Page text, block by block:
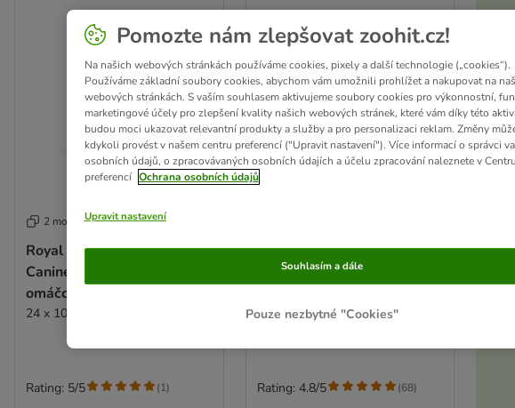
2 možností
Royal Canin Veterinary
Canine Urinary S/O v
omáčce
24 x 100 g
Rating: 5/5 (1)
Royal Canin Veterinary
Canine Urinary S/O Small
4 kg
Rating: 4.8/5 (68)
Pomozte nám zlepšovat zoohit.cz!
Na našich webových stránkách používáme cookies, pixely a další technologie („cookies“).
Používáme základní soubory cookies, abychom vám umožnili prohlížet a nakupovat na
webových stránkách. S vaším souhlasem aktivujeme soubory cookies pro výkonnostní,
marketingové účely pro zlepšení kvality našich webových stránek, které vám díky této
budou moci ukazovat relevantní produkty a služby a pro personalizaci reklam. Změny
kdykoli provést v našem centru preferencí ("Upravit nastavení"). Více informací o správci
osobních údajů, o zpracovávaných osobních údajích a účelu zpracování naleznete v
preferencí Ochrana osobních údajů
Upravit nastavení
Pouze nezbytné "Cookies"
Souhlasím a dále